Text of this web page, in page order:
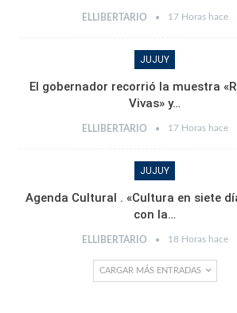
ELLIBERTARIO 17 Horas hace
JUJUY
El gobernador recorrió la muestra
Vivas» y…
ELLIBERTARIO 17 Horas hace
JUJUY
Agenda Cultural . «Cultura en siete
con la…
ELLIBERTARIO 18 Horas hace
CARGAR MÁS ENTRADAS